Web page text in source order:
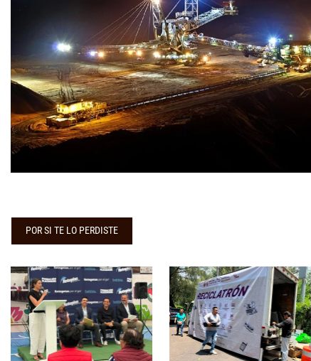
POR SI TE LO PERDISTE